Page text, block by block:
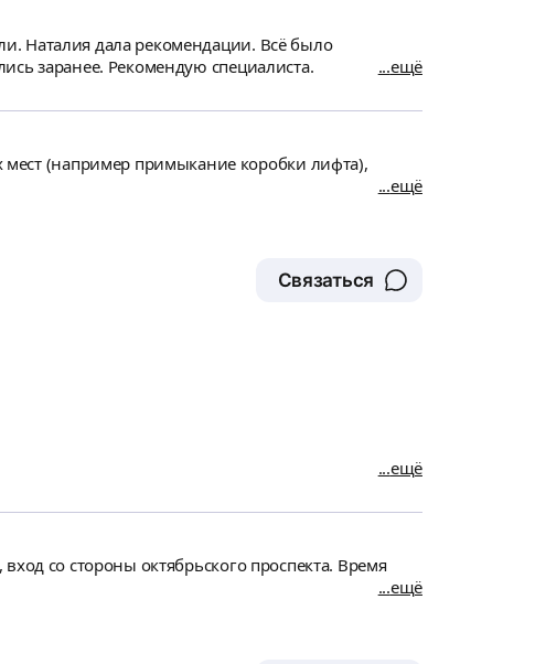
Наталия дала рекомендации. Всё было
заранее. Рекомендую специалиста.
ещё
(например примыкание коробки лифта),
ещё
Связаться
ещё
со стороны октябрьского проспекта. Время
ещё